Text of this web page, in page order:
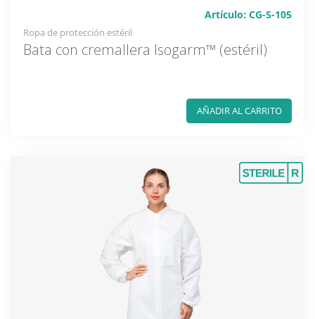
Artículo: CG-S-105
Ropa de protección estéril
Bata con cremallera Isogarm™ (estéril)
AÑADIR AL CARRITO